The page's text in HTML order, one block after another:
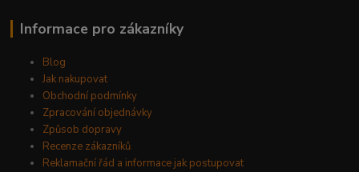
Informace pro zákazníky
Blog
Jak nakupovat
Obchodní podmínky
Zpracování objednávky
Způsob dopravy
Recenze zákazníků
Reklamační řád a informace jak postupovat